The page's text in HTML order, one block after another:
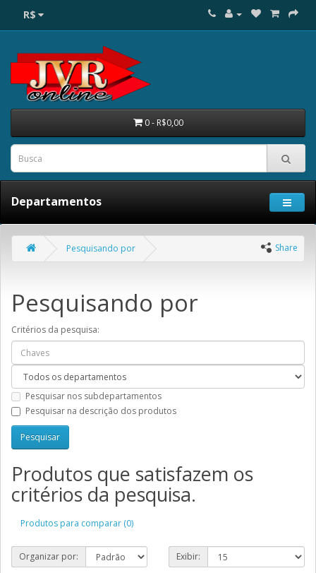
R$
0 - R$0,00
Departamentos
Share
Pesquisando por
Pesquisando por
Critérios da pesquisa:
Pesquisar nos subdepartamentos
Pesquisar na descrição dos produtos
Produtos que satisfazem os
critérios da pesquisa.
Produtos para comparar (0)
Organizar por: Exibir: